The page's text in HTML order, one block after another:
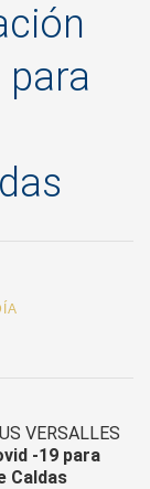
para
VERSALLES
-19 para
Caldas